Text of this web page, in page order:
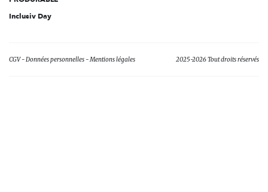
Inclusiv Day
CGV Données personnelles Mentions légales 2025-2026 Tout droits réservés